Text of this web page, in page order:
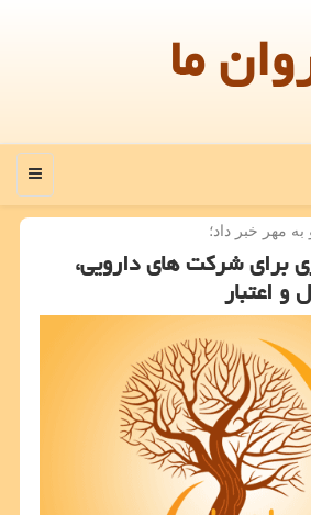
ما
منو
مهر خبر داد؛
برای شركت های دارویی،
اعتبار